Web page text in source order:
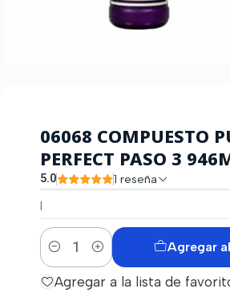
|
06068 COMPUESTO
PERFECT PASO 3
5.0 1 reseña
Cantidad
Agregar
Agregar a la lista de